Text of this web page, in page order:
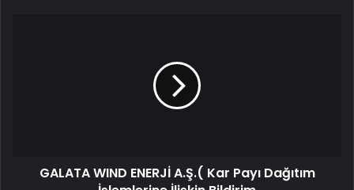
GALATA WIND ENERJİ A.Ş.( Kar Payı Dağıtım